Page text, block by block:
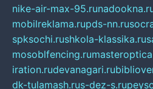
nike-air-max-95.ru
mobilreklama.rupds-nn.ru
spksochi.rushkola-klassika.ru
mosoblfencing.ru
iration.rudevanagari.ru
dk-tulamash.rus-dez-s.ru